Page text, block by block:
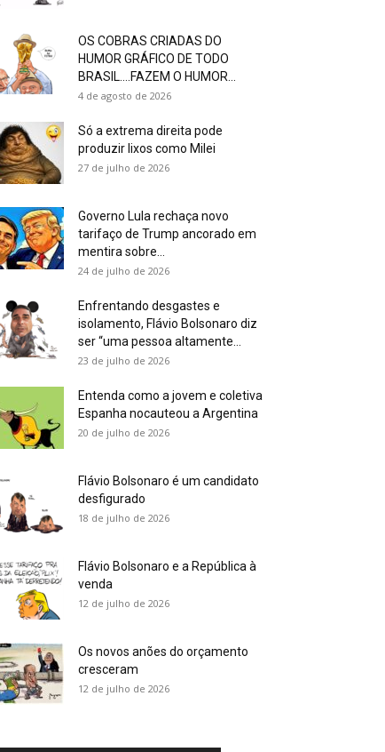
OS COBRAS CRIADAS DO
HUMOR GRÁFICO DE TODO
BRASIL….FAZEM O HUMOR...
4 de agosto de 2026
Só a extrema direita pode
produzir lixos como Milei
27 de julho de 2026
Governo Lula rechaça novo
tarifaço de Trump ancorado em
mentira sobre...
24 de julho de 2026
Enfrentando desgastes e
isolamento, Flávio Bolsonaro diz
ser “uma pessoa altamente...
23 de julho de 2026
Entenda como a jovem e coletiva
Espanha nocauteou a Argentina
20 de julho de 2026
Flávio Bolsonaro é um candidato
desfigurado
18 de julho de 2026
Flávio Bolsonaro e a República à
venda
12 de julho de 2026
Os novos anões do orçamento
cresceram
12 de julho de 2026